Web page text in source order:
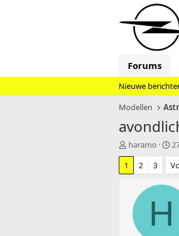
Forums
Nieuwe
Modellen
T
o
i
haramo
S
a
r
t
1
2 3
H